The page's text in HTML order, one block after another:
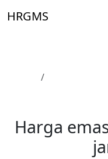
HRGMS
Harga